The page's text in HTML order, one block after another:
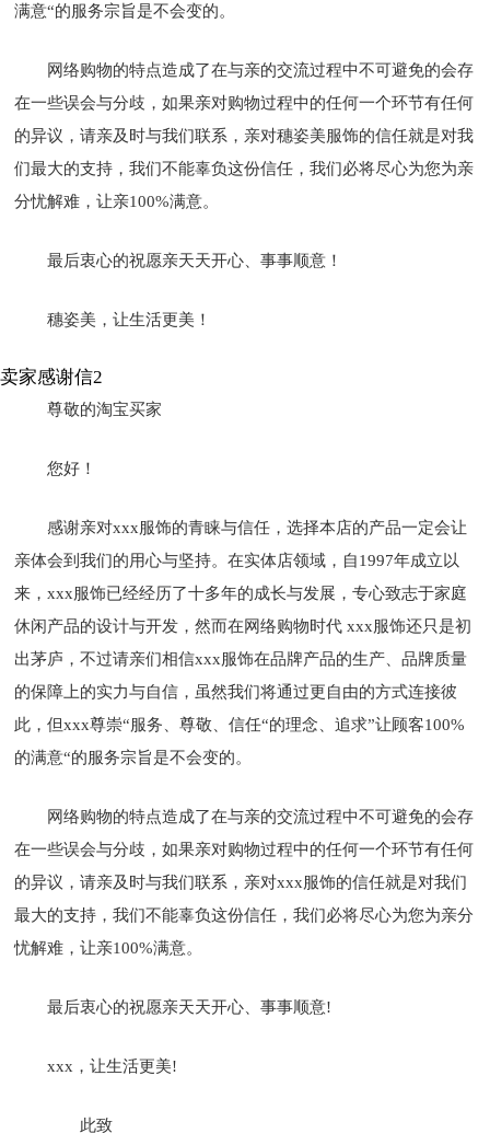
满意“的服务宗旨是不会变的。
网络购物的特点造成了在与亲的交流过程中不可避免的会存
在一些误会与分歧，如果亲对购物过程中的任何一个环节有任何
的异议，请亲及时与我们联系，亲对穗姿美服饰的信任就是对我
们最大的支持，我们不能辜负这份信任，我们必将尽心为您为亲
分忧解难，让亲100%满意。
最后衷心的祝愿亲天天开心、事事顺意！
穗姿美，让生活更美！
卖家感谢信2
尊敬的淘宝买家
您好！
感谢亲对xxx服饰的青睐与信任，选择本店的产品一定会让
亲体会到我们的用心与坚持。在实体店领域，自1997年成立以
来，xxx服饰已经经历了十多年的成长与发展，专心致志于家庭
休闲产品的设计与开发，然而在网络购物时代 xxx服饰还只是初
出茅庐，不过请亲们相信xxx服饰在品牌产品的生产、品牌质量
的保障上的实力与自信，虽然我们将通过更自由的方式连接彼
此，但xxx尊崇“服务、尊敬、信任“的理念、追求”让顾客100%
的满意“的服务宗旨是不会变的。
网络购物的特点造成了在与亲的交流过程中不可避免的会存
在一些误会与分歧，如果亲对购物过程中的任何一个环节有任何
的异议，请亲及时与我们联系，亲对xxx服饰的信任就是对我们
最大的支持，我们不能辜负这份信任，我们必将尽心为您为亲分
忧解难，让亲100%满意。
最后衷心的祝愿亲天天开心、事事顺意!
xxx，让生活更美!
此致